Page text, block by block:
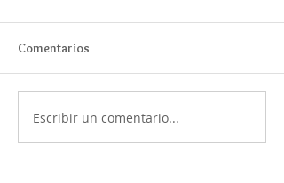
Comentarios
Escribir un comentario...